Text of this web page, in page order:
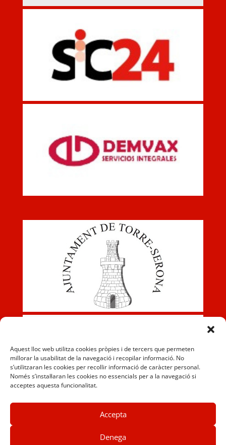
Aquest lloc web utilitza cookies pròpies i de tercers que permeten
millorar la usabilitat de la navegació i recopilar informació. No
s’utilitzaran les cookies per recollir informació de caràcter personal.
Només s’instal·laran les cookies no essencials per a la navegació si
acceptes aquesta funcionalitat.
Accepta
Denega